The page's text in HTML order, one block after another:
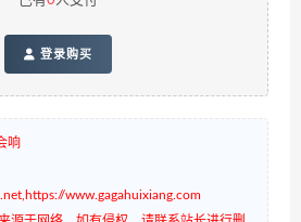
登录购买
响
www.gagahuixiang.com